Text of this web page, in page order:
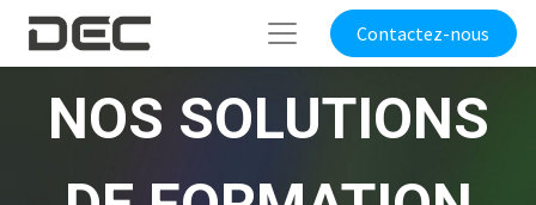
Contactez-nous
NOS SOLUTIONS